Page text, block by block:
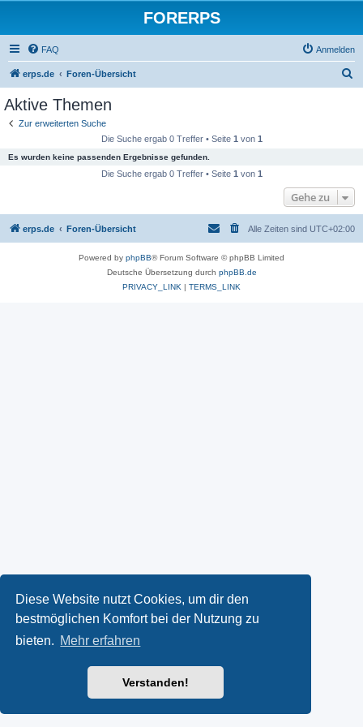
Diese Website nutzt Cookies, um dir den
bestmöglichen Komfort bei der Nutzung zu
bieten. Mehr erfahren
Verstanden!
FORERPS
FAQ Anmelden
erps.de Foren-Übersicht
Aktive Themen
Zur erweiterten Suche
Die Suche ergab 0 Treffer • Seite 1 von 1
Es wurden keine passenden Ergebnisse gefunden.
Die Suche ergab 0 Treffer • Seite 1 von 1
Gehe zu
erps.de Foren-Übersicht Alle Zeiten sind UTC+02:00
Powered by phpBB® Forum Software © phpBB Limited
Deutsche Übersetzung durch phpBB.de
PRIVACY_LINK | TERMS_LINK